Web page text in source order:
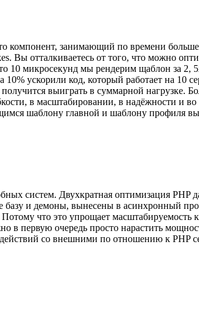
компонент, занимающий по времени больше
Вы отталкиваетесь от того, что можно
10 микросекунд мы рендерим щаблон за 2,
ускорили код, который работает на 10
выиграть в суммарной нагрузке.
в масштабировании, в надёжности и во
шаблону главной и шаблону профиля
систем. Двухкратная оптимизация PHP
и демоны, вынесены в асинхронный
что это упрощает масштабируемость
в первую очередь просто нарастить
со внешними по отношению к